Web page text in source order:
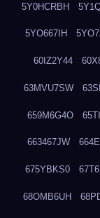
5Y0HCRBH
5YO667IH
60IZ2Y44
63MVU7SW
659M6G4O
663467JW
675YBKS0
68OMB6UH